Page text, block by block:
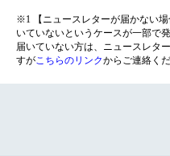
※1 【ニュースレターが届かない
いていないというケースが一部で
届いていない方は、ニュースレタ
すがこちらのリンクからご連絡くだ